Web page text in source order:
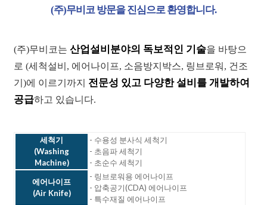
(주)무비코 방문을 진심으로 환영합니다.
(주)무비코는 산업설비분야의 독보적인 기술을 바탕으
로 (세척설비, 에어나이프, 소음방지박스, 링브로워, 건조
기)에 이르기까지 전문성 있고 다양한 설비를 개발하여
공급하고 있습니다.
세척기
(Washing
Machine)
- 수용성 분사식 세척기
- 초음파 세척기
- 초순수 세척기
에어나이프
(Air Knife)
- 링브로워용 에어나이프
- 압축공기(CDA) 에어나이프
- 특수재질 에어나이프